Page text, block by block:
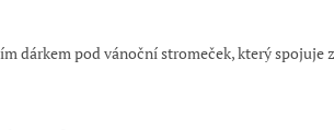
dárkem pod vánoční stromeček, který spojuje